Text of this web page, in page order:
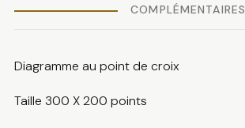
COMPLÉMENTAIRES
Diagramme au point de croix
Taille 300 X 200 points